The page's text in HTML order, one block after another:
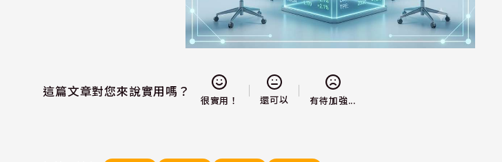
這篇文章對您來說實用嗎？
很實用！ 還可以 有待加強...